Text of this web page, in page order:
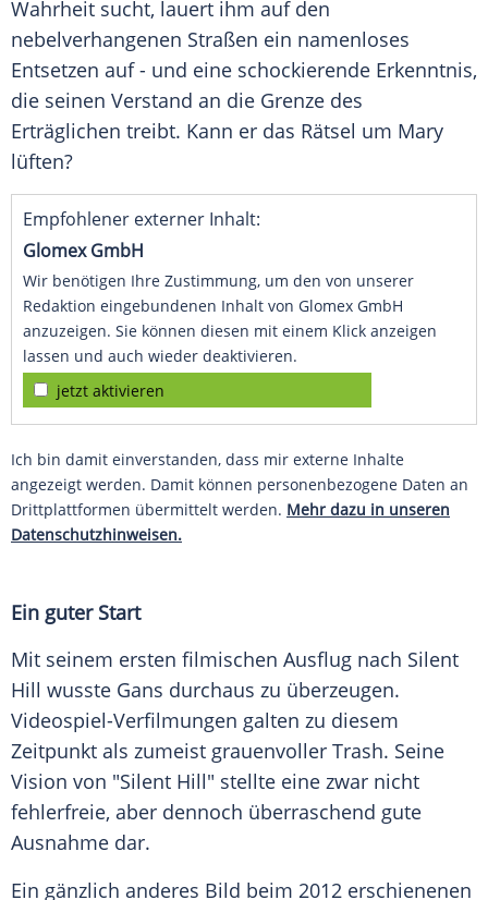
Wahrheit sucht, lauert ihm auf den
nebelverhangenen Straßen ein namenloses
Entsetzen auf - und eine schockierende Erkenntnis,
die seinen Verstand an die Grenze des
Erträglichen treibt. Kann er das Rätsel um Mary
lüften?
Empfohlener externer Inhalt:
Glomex GmbH
Wir benötigen Ihre Zustimmung, um den von unserer
Redaktion eingebundenen Inhalt von Glomex GmbH
anzuzeigen. Sie können diesen mit einem Klick anzeigen
lassen und auch wieder deaktivieren.
jetzt aktivieren
Ich bin damit einverstanden, dass mir externe Inhalte
angezeigt werden. Damit können personenbezogene Daten an
Drittplattformen übermittelt werden. Mehr dazu in unseren
Datenschutzhinweisen.
Ein guter Start
Mit seinem ersten filmischen Ausflug nach Silent
Hill wusste Gans durchaus zu überzeugen.
Videospiel-Verfilmungen galten zu diesem
Zeitpunkt als zumeist grauenvoller Trash. Seine
Vision von "Silent Hill" stellte eine zwar nicht
fehlerfreie, aber dennoch überraschend gute
Ausnahme dar.
Ein gänzlich anderes Bild beim 2012 erschienenen